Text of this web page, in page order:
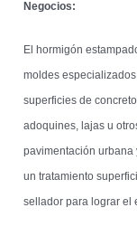
Negocios:
El hormigón
moldes
superficies de
adoquines, lajas u
pavimentación urbana
un tratamiento
sellador para lograr el